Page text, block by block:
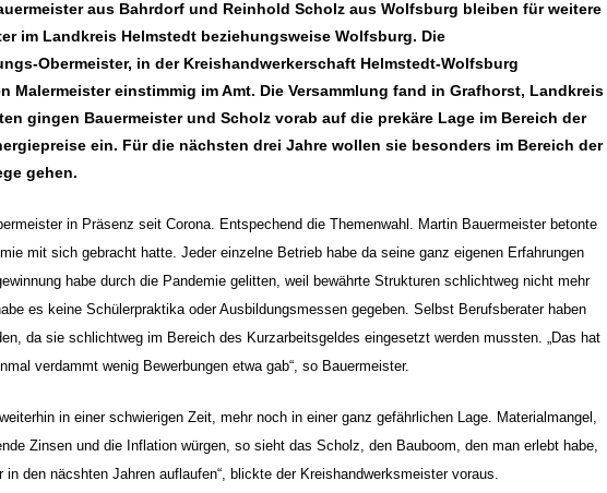
aus Bahrdorf und Reinhold Scholz aus Wolfsburg bleiben für weitere
im Landkreis Helmstedt beziehungsweise Wolfsburg. Die
Obermeister, in der Kreishandwerkerschaft Helmstedt-Wolfsburg
Malermeister einstimmig im Amt. Die Versammlung fand in Grafhorst, Landkreis
gingen Bauermeister und Scholz vorab auf die prekäre Lage im Bereich der
ein. Für die nächsten drei Jahre wollen sie besonders im Bereich der
gehen.
in Präsenz seit Corona. Entspechend die Themenwahl. Martin Bauermeister betonte
mit sich gebracht hatte. Jeder einzelne Betrieb habe da seine ganz eigenen Erfahrungen
habe durch die Pandemie gelitten, weil bewährte Strukturen schlichtweg nicht mehr
es keine Schülerpraktika oder Ausbildungsmessen gegeben. Selbst Berufsberater haben
da sie schlichtweg im Bereich des Kurzarbeitsgeldes eingesetzt werden mussten. „Das hat
verdammt wenig Bewerbungen etwa gab“, so Bauermeister.
in einer schwierigen Zeit, mehr noch in einer ganz gefährlichen Lage. Materialmangel,
Zinsen und die Inflation würgen, so sieht das Scholz, den Bauboom, den man erlebt habe,
den näcshten Jahren auflaufen“, blickte der Kreishandwerksmeister voraus.